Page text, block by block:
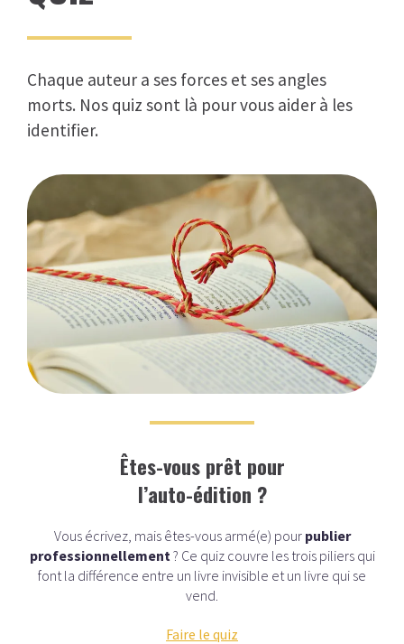
Chaque auteur a ses forces et ses angles
morts. Nos quiz sont là pour vous aider à les
identifier.
Êtes-vous prêt pour
l’auto-édition ?
Vous écrivez, mais êtes-vous armé(e) pour publier
professionnellement ? Ce quiz couvre les trois piliers qui
font la différence entre un livre invisible et un livre qui se
vend.
Faire le quiz